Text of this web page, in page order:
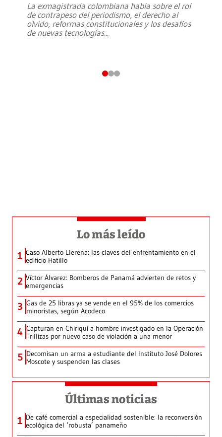
La exmagistrada colombiana habla sobre el rol
de contrapeso del periodismo, el derecho al
olvido, reformas constitucionales y los desafíos
de nuevas tecnologías...
Lo más leído
1 Caso Alberto Llerena: las claves del enfrentamiento en el
edificio Hatillo
2 Víctor Álvarez: Bomberos de Panamá advierten de retos y
emergencias
3 Gas de 25 libras ya se vende en el 95% de los comercios
minoristas, según Acodeco
4 Capturan en Chiriquí a hombre investigado en la Operación
Trillizas por nuevo caso de violación a una menor
5 Decomisan un arma a estudiante del Instituto José Dolores
Moscote y suspenden las clases
Últimas noticias
1 De café comercial a especialidad sostenible: la reconversión
ecológica del ‘robusta’ panameño